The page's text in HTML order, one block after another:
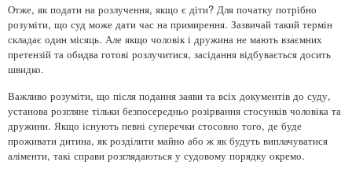
Отже, як подати на розлучення, якщо є діти? Для початку потрібно
розуміти, що суд може дати час на примирення. Зазвичай такий термін
складає один місяць. Але якщо чоловік і дружина не мають взаємних
претензій та обидва готові розлучитися, засідання відбувається досить
швидко.
Важливо розуміти, що після подання заяви та всіх документів до суду,
установа розгляне тільки безпосередньо розірвання стосунків чоловіка та
дружини. Якщо існують певні суперечки стосовно того, де буде
проживати дитина, як розділити майно або ж як будуть виплачуватися
аліменти, такі справи розглядаються у судовому порядку окремо.